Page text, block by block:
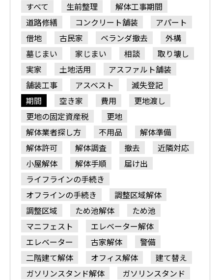
すべて
生前整理
解体工事期間
道路修繕
コンクリート舗装
アパート
借地
古民家 ベランダ撤去
外構
墓じまい
家じまい 相談
取り壊し
実家
土地活用
アスファルト舗装
舗装工事
アスベスト
滅失登記
期間
空き家 費用
更地渡し
更地の固定資産税
更地
解体業者探し方
不用品
解体準備
解体許可
解体調査 撤去
近隣対応
小屋解体
解体手順
届け出
ライフラインの手続き
オフラインの手続き
調整区域解体
調整区域
ため池解体
ため池
マニフェスト
エレベーター解体
エレベーター
古家解体
警備
二階建て解体
オフィス解体
建て替え
ガソリンスタンド解体
ガソリンスタンド